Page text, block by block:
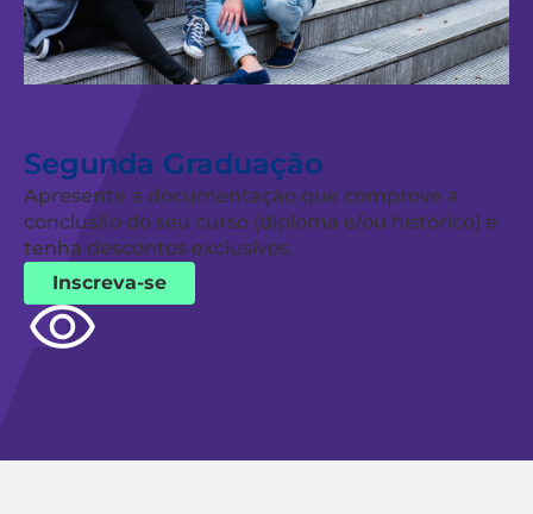
Segunda Graduação
Apresente a documentação que comprove a
conclusão do seu curso (diploma e/ou histórico) e
tenha descontos exclusivos.
Inscreva-se